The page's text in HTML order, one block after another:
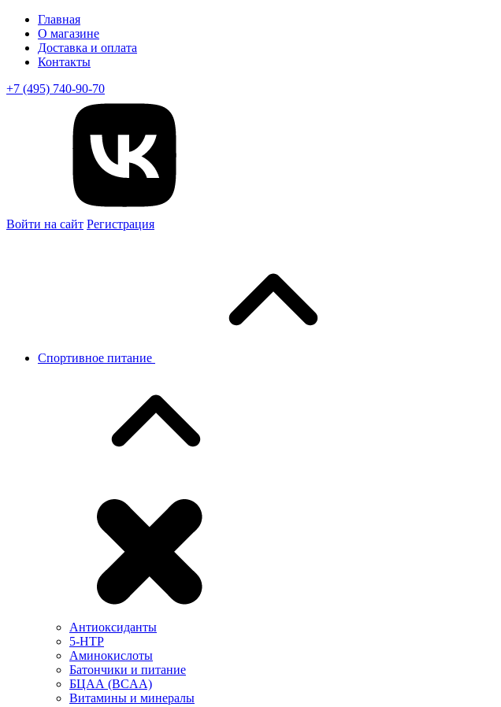
Главная
О магазине
Доставка и оплата
Контакты
+7 (495) 740-90-70
Войти на сайт Регистрация
Спортивное питание
Антиоксиданты
5-HTP
Аминокислоты
Батончики и питание
БЦАА (BCAA)
Витамины и минералы